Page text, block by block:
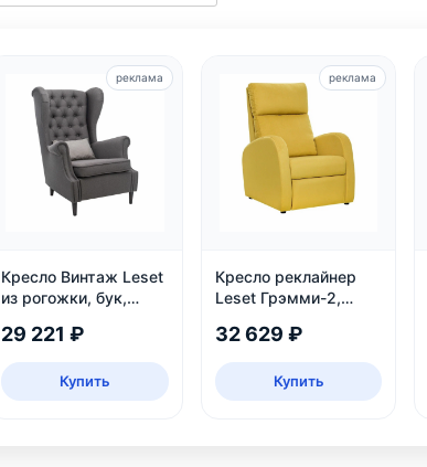
Кресло Винтаж Leset
из рогожки, бук,
в интернет-магазине
29 221 ₽
Купить
реклама
Кресло реклайнер
Leset Грэмми-2,
32 629 ₽
Купить
реклама